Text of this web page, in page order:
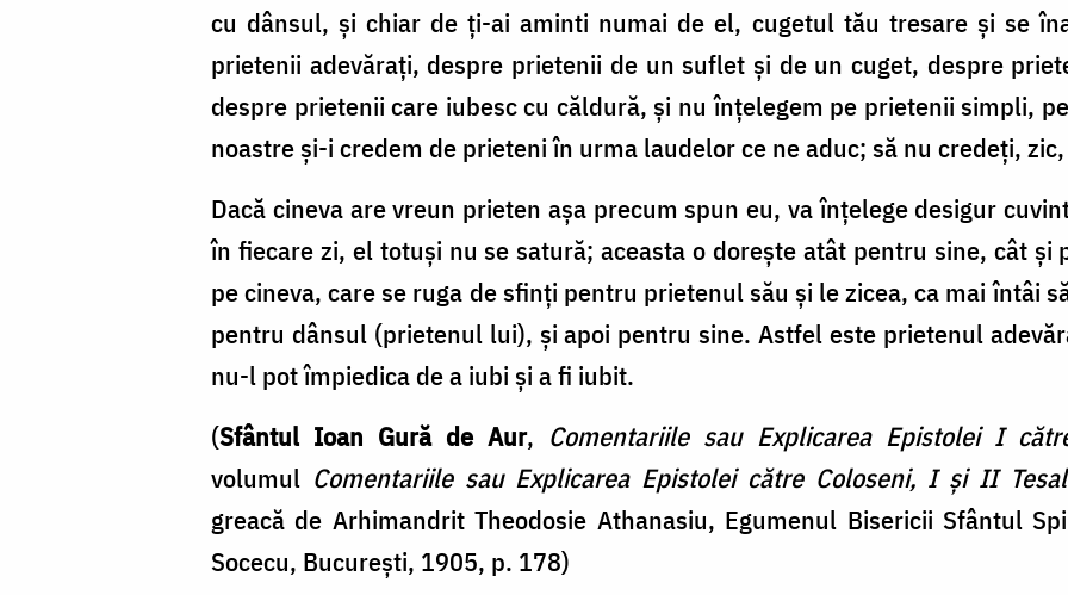
cu dânsul, şi chiar de ţi-ai aminti numai de el, cugetul tău tresare şi se
prietenii adevăraţi, despre prietenii de un suflet şi de un cuget, despre
despre prietenii care iubesc cu căldură, şi nu înţelegem pe prietenii simpli,
noastre şi-i credem de prieteni în urma laudelor ce ne aduc; să nu credeţi,
Dacă cineva are vreun prieten aşa precum spun eu, va înţelege desigur
în fiecare zi, el totuşi nu se satură; aceasta o doreşte atât pentru sine, cât şi
pe cineva, care se ruga de sfinţi pentru prietenul său şi le zicea, ca mai întâi
pentru dânsul (prietenul lui), şi apoi pentru sine. Astfel este prietenul
nu-l pot împiedica de a iubi şi a fi iubit.
(Sfântul Ioan Gură de Aur, Comentariile sau Explicarea Epistolei I
volumul Comentariile sau Explicarea Epistolei către Coloseni, I şi II
greacă de Arhimandrit Theodosie Athanasiu, Egumenul Bisericii Sfântul
Socecu, Bucureşti, 1905, p. 178)